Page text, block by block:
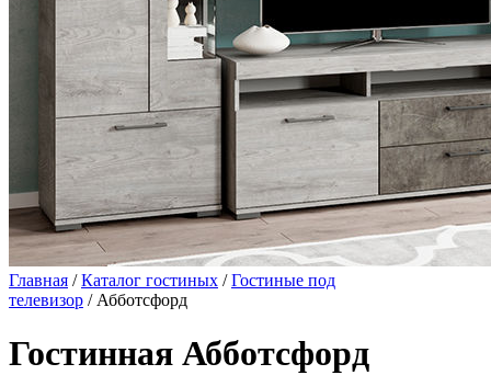
Главная /Каталог гостиных /Гостиные под
телевизор / Абботсфорд
Гостинная Абботсфорд